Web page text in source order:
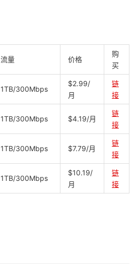
流量 价格
购
买
1TB/300Mbps
$2.99/
月
链
接
1TB/300Mbps $4.19/月
链
接
1TB/300Mbps $7.79/月
链
接
1TB/300Mbps
$10.19/
月
链
接